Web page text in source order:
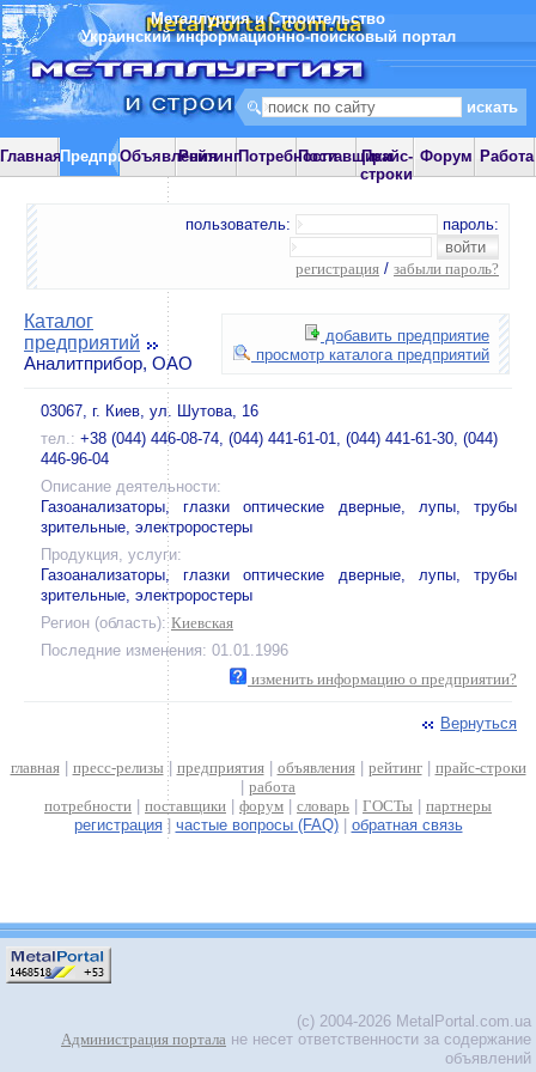
Металлургия и Строительство
Украинский информационно-поисковый портал
ГлавнаяПредприятияОбъявления
РейтингПотребностиПоставщики
Прайс-
строки
Форум Работа
пользователь: пароль:
регистрация / забыли пароль?
добавить предприятие
просмотр каталога предприятий
Каталог
предприятий
Аналитприбор, ОАО
03067, г. Киев, ул. Шутова, 16
тел.: +38 (044) 446-08-74, (044) 441-61-01, (044) 441-61-30, (044)
446-96-04
Описание деятельности:
Газоанализаторы, глазки оптические дверные, лупы, трубы
зрительные, электроростеры
Продукция, услуги:
Газоанализаторы, глазки оптические дверные, лупы, трубы
зрительные, электроростеры
Регион (область): Киевская
Последние изменения: 01.01.1996
изменить информацию о предприятии?
Вернуться
главная| пресс-релизы | предприятия| объявления| рейтинг| прайс-строки
работа
потребности
поставщики форум словарь ГОСТы
партнеры
регистрация| частые вопросы (FAQ)| обратная связь
(c) 2004-2026 MetalPortal.com.ua
Администрация портала не несет ответственности за содержание
объявлений